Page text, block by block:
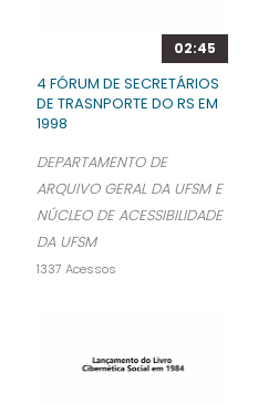
02:45
4 FÓRUM DE SECRETÁRIOS
DE TRASNPORTE DO RS EM
1998
DEPARTAMENTO DE
ARQUIVO GERAL DA UFSM E
NÚCLEO DE ACESSIBILIDADE
DA UFSM
1337 Acessos